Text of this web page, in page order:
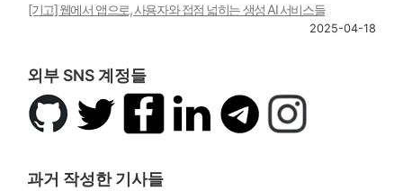
[기고] 웹에서 앱으로, 사용자와 접점 넓히는 생성 AI 서비스들
2025-04-18
외부 SNS 계정들
깃
허
트
위
페
북
링
텔
레
인
스
과거 작성한 기사들